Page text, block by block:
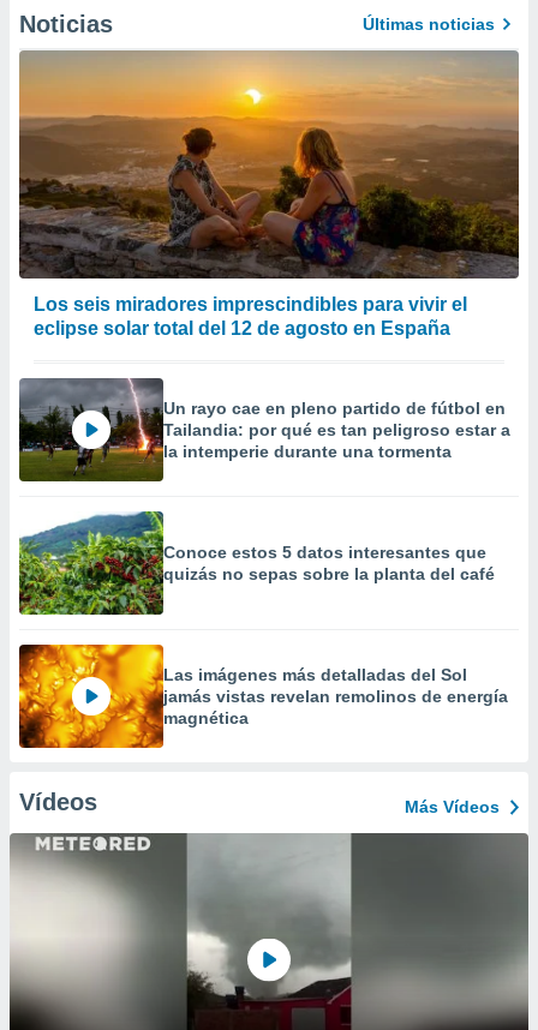
Noticias Últimas noticias
Los seis miradores imprescindibles para vivir el
eclipse solar total del 12 de agosto en España
Un rayo cae en pleno partido de fútbol en
Tailandia: por qué es tan peligroso estar a
la intemperie durante una tormenta
Conoce estos 5 datos interesantes que
quizás no sepas sobre la planta del café
Las imágenes más detalladas del Sol
jamás vistas revelan remolinos de energía
magnética
Vídeos Más Vídeos